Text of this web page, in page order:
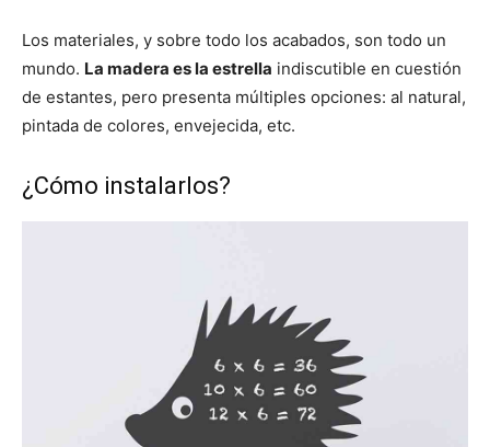
Los materiales, y sobre todo los acabados, son todo un
mundo. La madera es la estrella indiscutible en cuestión
de estantes, pero presenta múltiples opciones: al natural,
pintada de colores, envejecida, etc.
¿Cómo instalarlos?